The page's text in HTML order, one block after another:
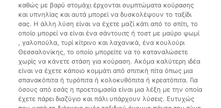
καθώς με βαρύ στομάχι έρχονται συμπτώματα κούρασης
και υπνηλίας και αυτά μπορεί να δυσκολέψουν το ταξίδι
σας. Η άλλη λύση είναι να έχετε μαζί κάτι από το σπίτι, το
οποίο μπορεί να είναι ένα σάντουιτς ή τοστ με μαύρο ψωμί
, γαλοπούλα, τυρί κίτρινο και λαχανικά, ένα κουλούρι
Θεσσαλονίκης, το οποίο μπορείτε να το καταναλώσετε
χωρίς να κάνετε στάση για κούραση. Ακόμα καλύτερη ιδέα
είναι να έχετε κάποιο κομμάτι από σπιτική πίτα όπως μια
σπανακόπιτα ή τυρόπιτα ή κολοκυθόπιτα ή κρεατόπιτα. Για
όσους από εσάς η προετοιμασία είναι μια λέξη με την οποία
έχετε πάρει διαζύγιο και πάλι υπάρχουν λύσεις. Ευτυχώς